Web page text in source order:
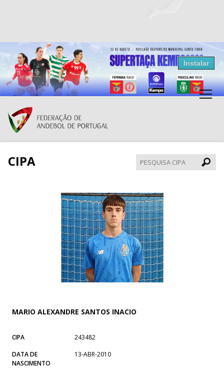
Resultados Andebol
Federação de Andebol de Portugal
Grátis - Disponivel na Play Store
Instalar
CIPA
CIPA
MARIO ALEXANDRE SANTOS INACIO
CIPA
243482
DATA DE
NASCIMENTO
13-ABR-2010